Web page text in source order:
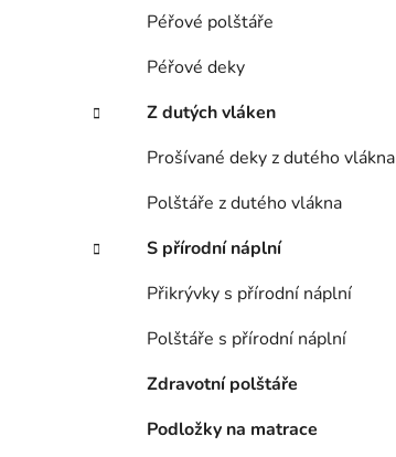
e
Péřové polštáře
Péřové deky
Z dutých vláken
Prošívané deky z dutého vlákna
Polštáře z dutého vlákna
S přírodní náplní
Přikrývky s přírodní náplní
Polštáře s přírodní náplní
Zdravotní polštáře
Podložky na matrace